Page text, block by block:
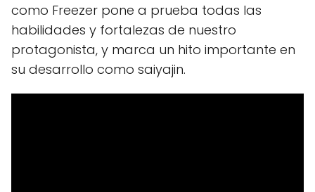
como Freezer pone a prueba todas las
habilidades y fortalezas de nuestro
protagonista, y marca un hito importante en
su desarrollo como saiyajin.